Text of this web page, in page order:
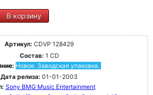
В корзину
Артикул: CDVP 128429
Состав: 1 CD
Новое. Заводская упаковка.
Дата релиза: 01-01-2003
Sony BMG Music Entertainment